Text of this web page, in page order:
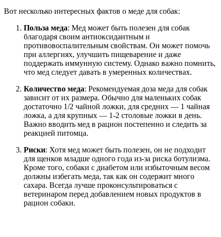
Вот несколько интересных фактов о меде для собак:
Польза меда: Мед может быть полезен для собак
благодаря своим антиоксидантным и
противовоспалительным свойствам. Он может помочь
при аллергиях, улучшить пищеварение и даже
поддержать иммунную систему. Однако важно помнить,
что мед следует давать в умеренных количествах.
Количество меда: Рекомендуемая доза меда для собак
зависит от их размера. Обычно для маленьких собак
достаточно 1/2 чайной ложки, для средних — 1 чайная
ложка, а для крупных — 1-2 столовые ложки в день.
Важно вводить мед в рацион постепенно и следить за
реакцией питомца.
Риски: Хотя мед может быть полезен, он не подходит
для щенков младше одного года из-за риска ботулизма.
Кроме того, собаки с диабетом или избыточным весом
должны избегать меда, так как он содержит много
сахара. Всегда лучше проконсультироваться с
ветеринаром перед добавлением новых продуктов в
рацион собаки.